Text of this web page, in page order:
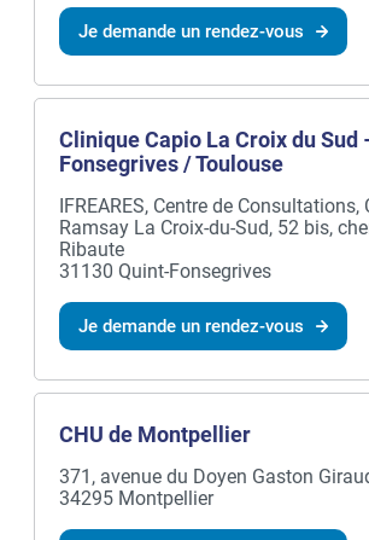
Je demande un rendez-vous
Clinique Capio La Croix du Sud
Fonsegrives / Toulouse
IFREARES, Centre de Consultations,
Ramsay La Croix-du-Sud, 52 bis,
Ribaute
31130 Quint-Fonsegrives
Je demande un rendez-vous
CHU de Montpellier
371, avenue du Doyen Gaston
34295 Montpellier